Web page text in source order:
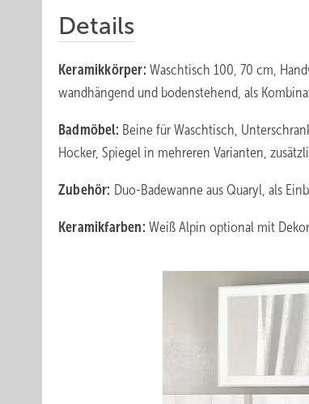
Details
Keramikkörper: Waschtisch 100, 70 cm,
wandhängend und bodenstehend, als
Badmöbel: Beine für Waschtisch,
Hocker, Spiegel in mehreren Varianten,
Zubehör: Duo-Badewanne aus Quaryl, als
Keramikfarben: Weiß Alpin optional mit